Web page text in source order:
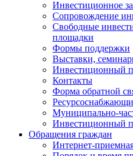
Инвестиционное
Сопровождение
Свободные
площадки
Формы поддержки
Выставки,
Инвестиционный
Контакты
Форма обратной
Муниципально-
Инвестиционный
Обращения граждан
Интернет-